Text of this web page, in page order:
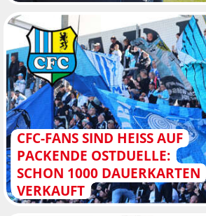
CFC-FANS SIND HEISS AUF P
ACKENDE OSTDUELLE: S
CHON 1000 DAUERKARTEN V
ERKAUFT